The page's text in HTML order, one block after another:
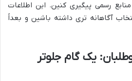
رسمی پیگیری کنین. این اطلاعات
آگاهانه تری داشته باشین و بعداً
یک گام جلوتر